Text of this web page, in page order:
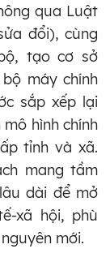
qua Luật
đổi), cùng
tạo cơ sở
máy chính
sắp xếp lại
hình chính
tỉnh và xã.
mang tầm
dài để mở
xã hội, phù
mới.